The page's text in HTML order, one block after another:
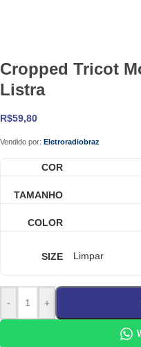
Cropped Tricot
Listra
R$59,80
Vendido por: Eletroradiobraz
COR
TAMANHO
COLOR
SIZE Limpar
- +